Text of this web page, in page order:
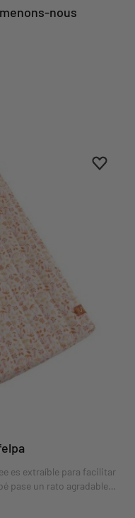
nous
rato agradable durante
borrar
es extraíble para facilitar
pase un rato agradable